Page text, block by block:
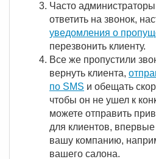
Часто
ответить на звонок,
уведомления о
перезвонить клиенту.
Все же пропустили
вернуть клиента,
по SMS и обещать
чтобы он не ушел к
можете отправить
для клиентов,
вашу компанию,
вашего салона.